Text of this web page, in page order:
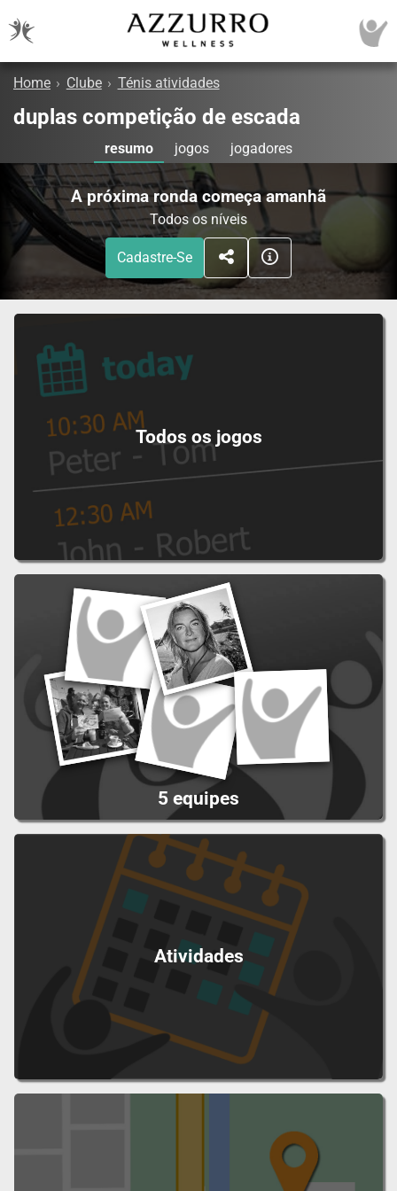
Home › Clube › Ténis atividades
duplas competição de escada
resumo jogos jogadores
A próxima ronda começa amanhã
Todos os níveis
Cadastre-Se
Todos os jogos
5 equipes
Atividades